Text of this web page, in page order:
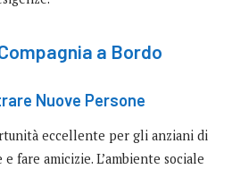
a Bordo
Nuove Persone
eccellente per gli anziani di
fare amicizie. L’ambiente sociale